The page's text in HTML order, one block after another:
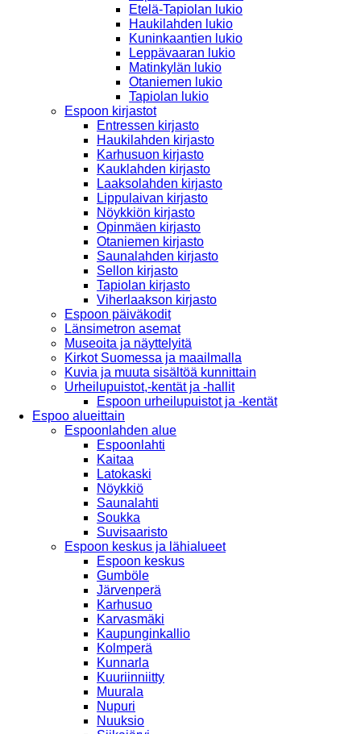
Etelä-Tapiolan lukio
Haukilahden lukio
Kuninkaantien lukio
Leppävaaran lukio
Matinkylän lukio
Otaniemen lukio
Tapiolan lukio
Espoon kirjastot
Entressen kirjasto
Haukilahden kirjasto
Karhusuon kirjasto
Kauklahden kirjasto
Laaksolahden kirjasto
Lippulaivan kirjasto
Nöykkiön kirjasto
Opinmäen kirjasto
Otaniemen kirjasto
Saunalahden kirjasto
Sellon kirjasto
Tapiolan kirjasto
Viherlaakson kirjasto
Espoon päiväkodit
Länsimetron asemat
Museoita ja näyttelyitä
Kirkot Suomessa ja maailmalla
Kuvia ja muuta sisältöä kunnittain
Urheilupuistot,-kentät ja -hallit
Espoon urheilupuistot ja -kentät
Espoo alueittain
Espoonlahden alue
Espoonlahti
Kaitaa
Latokaski
Nöykkiö
Saunalahti
Soukka
Suvisaaristo
Espoon keskus ja lähialueet
Espoon keskus
Gumböle
Järvenperä
Karhusuo
Karvasmäki
Kaupunginkallio
Kolmperä
Kunnarla
Kuuriinniitty
Muurala
Nupuri
Nuuksio